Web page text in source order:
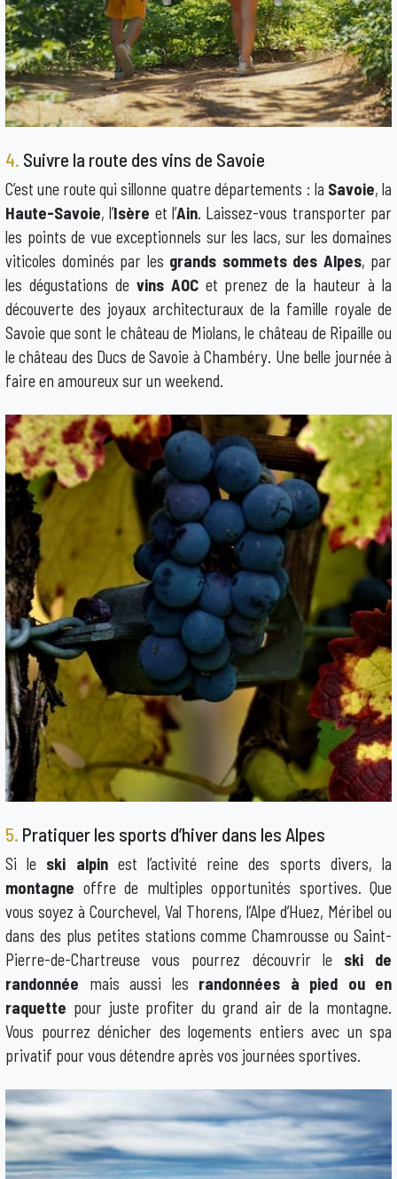
4. Suivre la route des vins de Savoie
C’est une route qui sillonne quatre départements : la Savoie, la
Haute-Savoie, l’Isère et l’Ain. Laissez-vous transporter par
les points de vue exceptionnels sur les lacs, sur les domaines
viticoles dominés par les grands sommets des Alpes, par
les dégustations de vins AOCet prenez de la hauteur à la
découverte des joyaux architecturaux de la famille royale de
Savoie que sont le château de Miolans, le château de Ripaille ou
le château des Ducs de Savoie à Chambéry. Une belle journée à
faire en amoureux sur un weekend.
5. Pratiquer les sports d’hiver dans les Alpes
Si le ski alpinest l’activité reine des sports divers, la
montagne offre de multiples opportunités sportives. Que
vous soyez à Courchevel, Val Thorens, l’Alpe d’Huez, Méribel ou
dans des plus petites stations comme Chamrousse ou Saint-
Pierre-de-Chartreuse vous pourrez découvrir le ski de
randonnée mais aussi les randonnées à pied ou en
raquette pour juste profiter du grand air de la montagne.
Vous pourrez dénicher des logements entiers avec un spa
privatif pour vous détendre après vos journées sportives.